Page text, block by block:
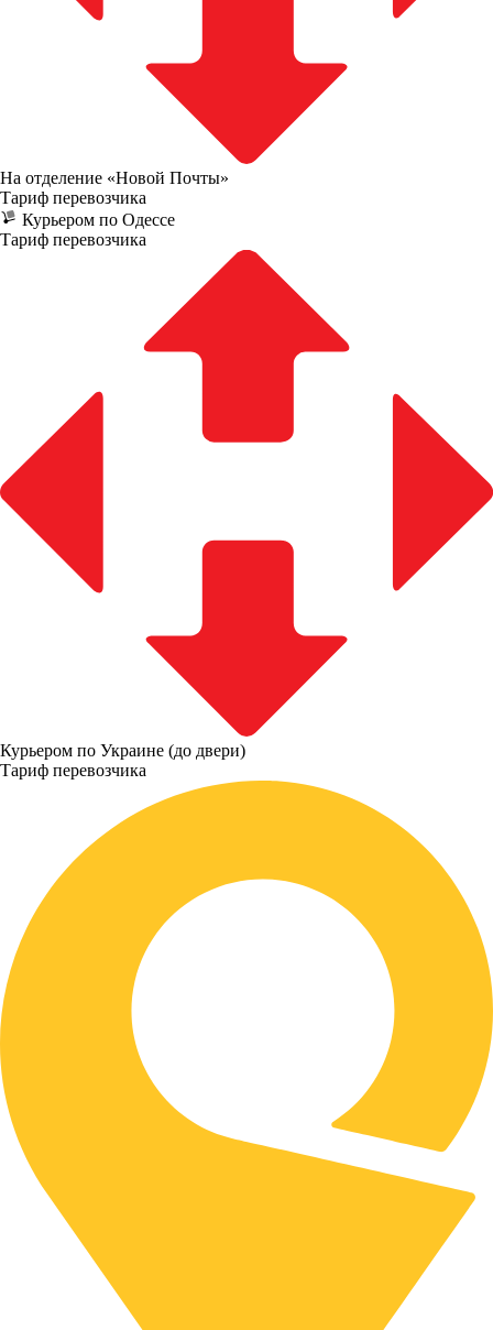
На отделение «Новой Почты»
Тариф перевозчика
Курьером по Одессе
Тариф перевозчика
Курьером по Украине (до двери)
Тариф перевозчика